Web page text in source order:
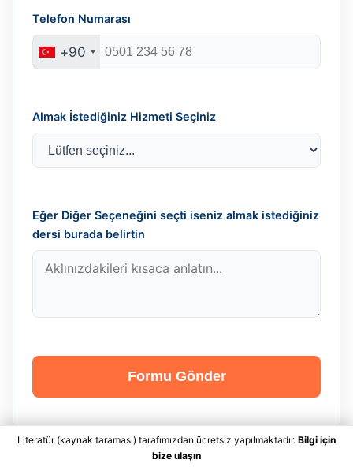
Telefon Numarası
+90
Almak İstediğiniz Hizmeti Seçiniz
Eğer Diğer Seçeneğini seçti iseniz almak istediğiniz
dersi burada belirtin
Formu Gönder
Literatür (kaynak taraması) tarafımızdan ücretsiz yapılmaktadır. Bilgi için
bize ulaşın